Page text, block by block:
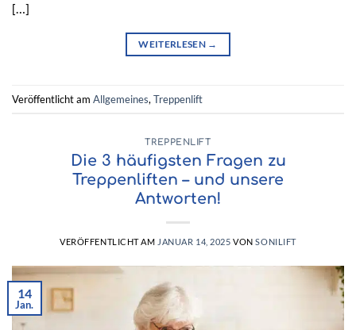
[…]
WEITERLESEN →
Veröffentlicht am Allgemeines, Treppenlift
TREPPENLIFT
Die 3 häufigsten Fragen zu
Treppenliften – und unsere
Antworten!
VERÖFFENTLICHT AM JANUAR 14, 2025 VONSONILIFT
14
Jan.